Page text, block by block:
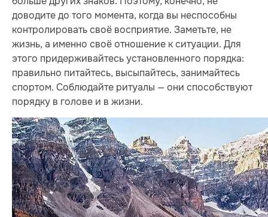
доводите до того момента, когда вы неспособны
контролировать своё восприятие. Заметьте, не
жизнь, а именно своё отношение к ситуации. Для
этого придерживайтесь установленного порядка:
правильно питайтесь, высыпайтесь, занимайтесь
спортом. Соблюдайте ритуалы — они способствуют
порядку в голове и в жизни.